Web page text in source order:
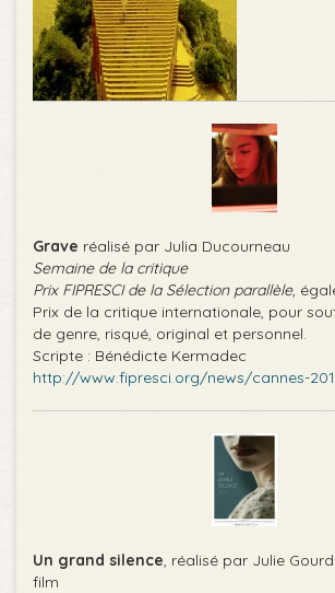
Grave réalisé par Julia Ducourneau
Semaine de la critique
Prix FIPRESCI de la Sélection parallèle,
Prix de la critique internationale, pour
de genre, risqué, original et personnel.
Scripte : Bénédicte Kermadec
http://www.fipresci.org/news/cannes-
Un grand silence, réalisé par Julie
film